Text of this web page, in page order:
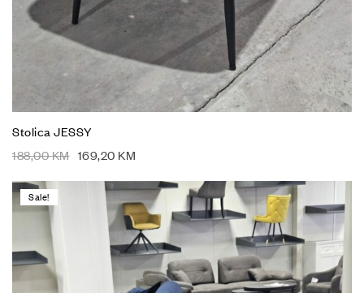
Stolica JESSY
188,00KM 169,20 KM
Sale!